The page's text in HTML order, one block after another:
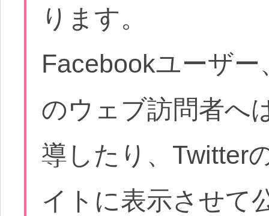
ります。
Facebookユーザ
のウェブ訪問者へ
導したり、Twitter
イトに表示させて